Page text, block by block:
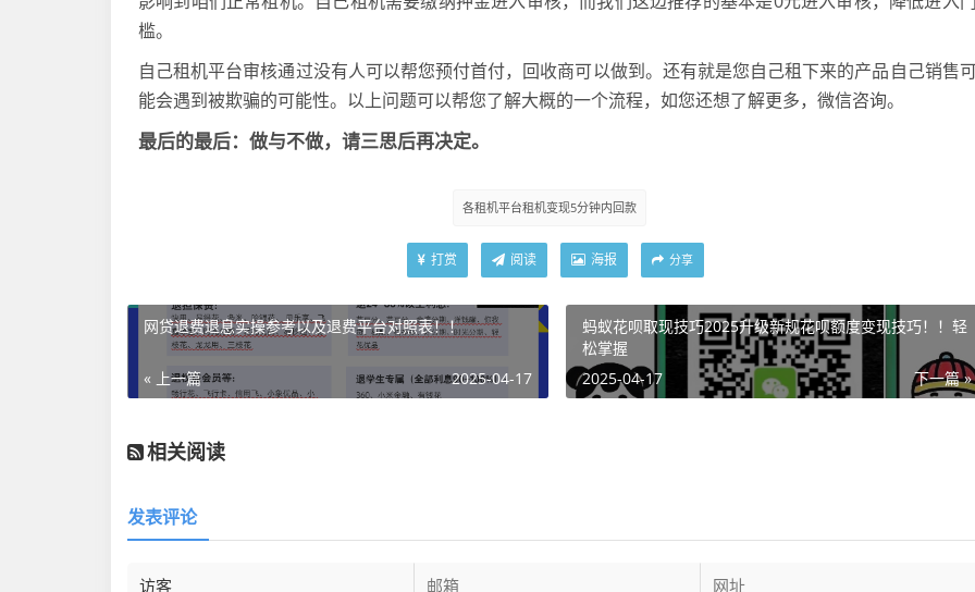
槛。
自己租机平台审核通过没有人可以帮您预付首付，回收商可以做到。还有就是您自己租下来的产品自己销售
能会遇到被欺骗的可能性。以上问题可以帮您了解大概的一个流程，如您还想了解更多，微信咨询。
最后的最后：做与不做，请三思后再决定。
各租机平台租机变现5分钟内回款
打赏 阅读 海报 分享
网贷退费退息实操参考以及退费平台对照表！！
« 上一篇 2025-04-17
蚂蚁花呗取现技巧2025升级新规花呗额度变现技巧！！轻
松掌握
下一篇 »
2025-04-17
相关阅读
发表评论